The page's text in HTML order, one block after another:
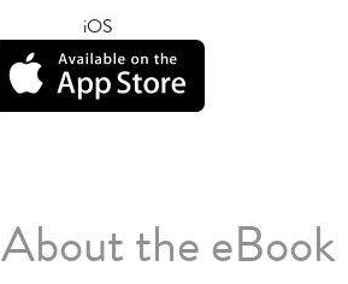
iOS
About the eBook